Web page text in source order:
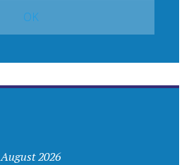
August 2026